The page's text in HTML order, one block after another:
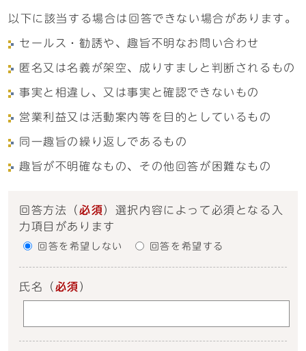
以下に該当する場合は回答できない場合があります。
セールス・勧誘や、趣旨不明なお問い合わせ
匿名又は名義が架空、成りすましと判断されるもの
事実と相違し、又は事実と確認できないもの
営業利益又は活動案内等を目的としているもの
同一趣旨の繰り返しであるもの
趣旨が不明確なもの、その他回答が困難なもの
回答方法 （ 必須 ）選択内容によって必須となる入
力項目があります
回答を希望しない 回答を希望する
氏名 （ 必須 ）